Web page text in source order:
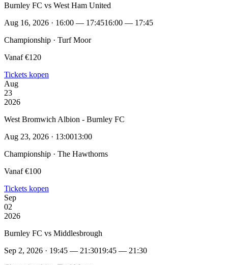
Burnley FC vs West Ham United
Aug 16, 2026 · 16:00 — 17:4516:00 — 17:45
Championship · Turf Moor
Vanaf €120
Tickets kopen
Aug
23
2026
West Bromwich Albion - Burnley FC
Aug 23, 2026 · 13:0013:00
Championship · The Hawthorns
Vanaf €100
Tickets kopen
Sep
02
2026
Burnley FC vs Middlesbrough
Sep 2, 2026 · 19:45 — 21:3019:45 — 21:30